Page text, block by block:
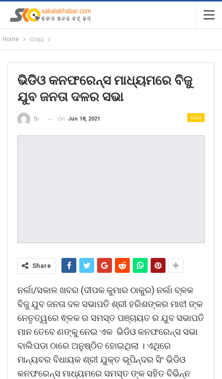
Home ରାଜ୍ୟ
ଭିଡିଓ କନଫରେନ୍ସ ମାଧ୍ୟମରେ ବିଜୁ
ଯୁବ ଜନତା ଦଳର ସଭା
ରାଜ୍ୟ
By On Jun 18, 2021
Share
ନର୍ଲା/ସକାଳ ଖବର (ଦୀପକ କୁମାର ଠାକୁର) ନର୍ଲା ବ୍ଳକ
ବିଜୁ ଯୁବ ଜନତା ଦଳ ସଭାପତି ଶ୍ରୀ ହରିଶଙ୍କର ମାଝୀ ଙ୍କ
ନେତୃତ୍ୱରେ ଵ୍ଳକ ର ସମସ୍ତ ପଞ୍ଚାୟତ ର ଯୁବ ସଭାପତି
ମାନ ତେବେ ଣଙ୍କୁ ନେଇ ଏକ ଭିଡିଓ କନଫରେନ୍ସ ସଭା
ବାଲିପଡା ଠାରେ ଅନୁଷ୍ଠିତ ହୋଇଥିଲା । ଏଥିରେ
ମାନ୍ୟବର ବିଧାୟକ ଶ୍ରୀ ଯୁକ୍ତ ଭୂପିନ୍ଦର ସିଂ ଭିଡିଓ
କନଫରେନ୍ସ ମାଧ୍ୟମରେ ସମସ୍ତ ଙ୍କ ସହିତ ବିଭିନ୍ନ